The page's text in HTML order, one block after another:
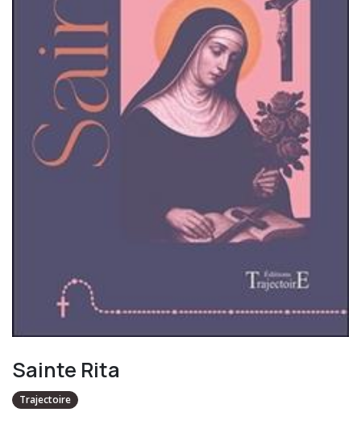
Sainte Rita
Trajectoire